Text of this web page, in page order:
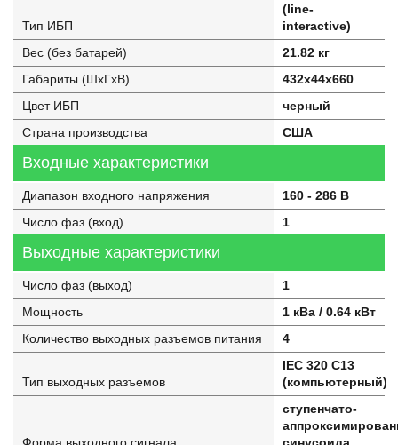
Тип ИБП
(line-
interactive)
Вес (без батарей)
21.82 кг
Габариты (ШхГхВ)
432x44x660
Цвет ИБП
черный
Страна производства
США
Входные характеристики
Диапазон входного напряжения
160 - 286 В
Число фаз (вход)
1
Выходные характеристики
Число фаз (выход)
1
Мощность
1 кВа / 0.64 кВт
Количество выходных разъемов питания
4
Тип выходных разъемов
IEC 320 C13
(компьютерный)
Форма выходного сигнала
ступенчато-
синусоида